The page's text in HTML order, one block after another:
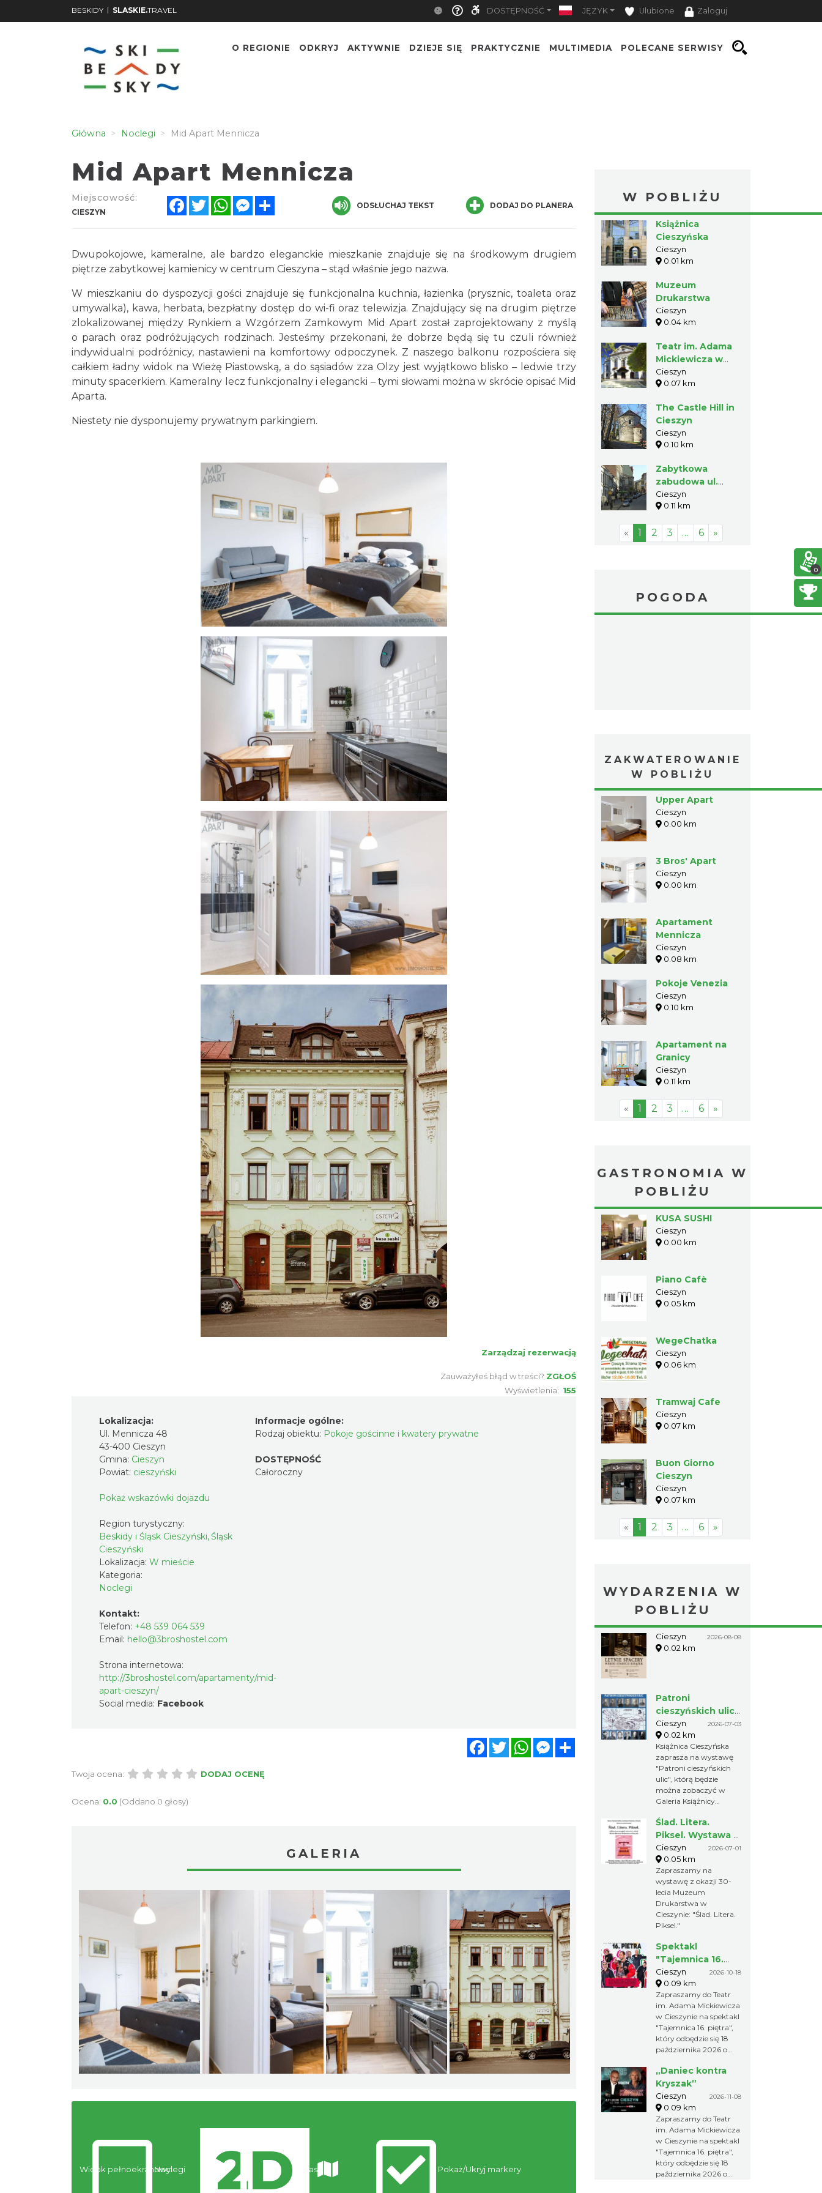
BESKIDY | SLASKIE.TRAVEL DOSTĘPNOŚĆ JĘZYK Ulubione Zaloguj
O REGIONIE ODKRYJ AKTYWNIE DZIEJE SIĘ PRAKTYCZNIE MULTIMEDIA POLECANE SERWISY
Główna Noclegi Mid Apart Mennicza
Mid Apart Mennicza
Miejscowość:
CIESZYN
FacebookTwitterWhatsAppMessenger ODSŁUCHAJ TEKST DODAJ DO PLANERA
Dwupokojowe, kameralne, ale bardzo eleganckie mieszkanie znajduje się na środkowym drugiem
piętrze zabytkowej kamienicy w centrum Cieszyna – stąd właśnie jego nazwa.
W mieszkaniu do dyspozycji gości znajduje się funkcjonalna kuchnia, łazienka (prysznic, toaleta oraz
umywalka), kawa, herbata, bezpłatny dostęp do wi-fi oraz telewizja. Znajdujący się na drugim piętrze
zlokalizowanej między Rynkiem a Wzgórzem Zamkowym Mid Apart został zaprojektowany z myślą
o parach oraz podróżujących rodzinach. Jesteśmy przekonani, że dobrze będą się tu czuli również
indywidualni podróżnicy, nastawieni na komfortowy odpoczynek. Z naszego balkonu rozpościera się
całkiem ładny widok na Wieżę Piastowską, a do sąsiadów zza Olzy jest wyjątkowo blisko – ledwie trzy
minuty spacerkiem. Kameralny lecz funkcjonalny i elegancki – tymi słowami można w skrócie opisać Mid
Aparta.
Niestety nie dysponujemy prywatnym parkingiem.
Zarządzaj rezerwacją
Zauważyłeś błąd w treści? ZGŁOŚ
Wyświetlenia: 155
Lokalizacja:
Ul. Mennicza 48
43-400 Cieszyn
Gmina: Cieszyn
Powiat: cieszyński
Pokaż wskazówki dojazdu
Region turystyczny:
Beskidy i Śląsk Cieszyński, Śląsk
Cieszyński
Lokalizacja: W mieście
Kategoria:
Noclegi
Kontakt:
Telefon: +48 539 064 539
Email: hello@3broshostel.com
Strona internetowa:
http://3broshostel.com/apartamenty/mid-
apart-cieszyn/
Social media: Facebook
Informacje ogólne:
Rodzaj obiektu: Pokoje gościnne i kwatery prywatne
DOSTĘPNOŚĆ
Całoroczny
FacebookTwitterWhatsAppMessenger
Share
Twoja ocena: DODAJ OCENĘ
Ocena: 0.0 (Oddano 0 głosy)
GALERIA
Widok pełnoekranowy:
Noclegi Trasy Pokaż/Ukryj markery
W POBLIŻU
Książnica
Cieszyńska
Cieszyn
0.01 km
Muzeum
Drukarstwa
Cieszyn
0.04 km
Teatr im. Adama
Mickiewicza w
Cieszynie
Cieszyn
0.07 km
The Castle Hill in
Cieszyn
Cieszyn
0.10 km
Zabytkowa
zabudowa ul.
Głębokiej w
Cieszynie
Cieszyn
0.11 km
« 1 2 3 … 6 »
POGODA
ZAKWATEROWANIE
W POBLIŻU
Upper Apart
Cieszyn
0.00 km
3 Bros' Apart
Cieszyn
0.00 km
Apartament
Mennicza
Cieszyn
0.08 km
Pokoje Venezia
Cieszyn
0.10 km
Apartament na
Granicy
Cieszyn
0.11 km
« 1 2 3 … 6 »
GASTRONOMIA W
POBLIŻU
KUSA SUSHI
Cieszyn
0.00 km
Piano Cafè
Cieszyn
0.05 km
WegeChatka
Cieszyn
0.06 km
Tramwaj Cafe
Cieszyn
0.07 km
Buon Giorno
Cieszyn
Cieszyn
0.07 km
« 1 2 3 … 6 »
WYDARZENIA W
POBLIŻU
Cieszyn 2026-08-08
0.02 km
Patroni
cieszyńskich ulic -
wystawa
Cieszyn 2026-07-03
0.02 km
Książnica Cieszyńska
zaprasza na wystawę
"Patroni cieszyńskich
ulic", którą będzie
można zobaczyć w
Galeria Książnicy
do 14 listopada 2026r.
Ślad. Litera.
Piksel. Wystawa z
okazji 30-lecia
Muzeum
Drukarstwa w
Cieszynie
Cieszyn 2026-07-01
0.05 km
Zapraszamy na
wystawę z okazji 30-
lecia Muzeum
Drukarstwa w
Cieszynie: "Ślad. Litera.
Piksel."
Spektakl
"Tajemnica 16.
piętra"
Cieszyn 2026-10-18
0.09 km
Zapraszamy do Teatr
im. Adama Mickiewicza
w Cieszynie na spektakl
"Tajemnica 16. piętra",
który odbędzie się 18
października 2026 o
„Daniec kontra
Kryszak”
Cieszyn 2026-11-08
0.09 km
Zapraszamy do Teatr
im. Adama Mickiewicza
w Cieszynie na spektakl
"Tajemnica 16. piętra",
który odbędzie się 18
października 2026 o
0